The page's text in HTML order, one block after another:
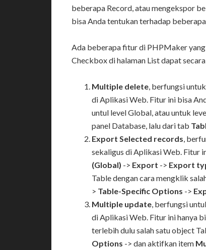
beberapa Record, atau mengekspor
bisa Anda tentukan terhadap
Ada beberapa fitur di PHPMaker
Checkbox di halaman List dapat
Multiple delete, berfungsi
di Aplikasi Web. Fitur ini bisa
untul level Global, atau untuk
panel Database, lalu dari tab
Export Selected records,
sekaligus di Aplikasi Web. Fitur
(Global) -> Export -> Export
Table dengan cara mengklik
> Table-Specific Options ->
Multiple update, berfungsi
di Aplikasi Web. Fitur ini hanya
terlebih dulu salah satu object
Options -> dan aktifkan item